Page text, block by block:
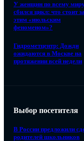
У женщин по всему
сбился цикл: что стоит
этим «июльским
феноменом»?
Гидрометцентр: Дожди
ожидаются в Москве на
протяжении всей недели
Выбор посетителя
В России предложили
родителей школьников